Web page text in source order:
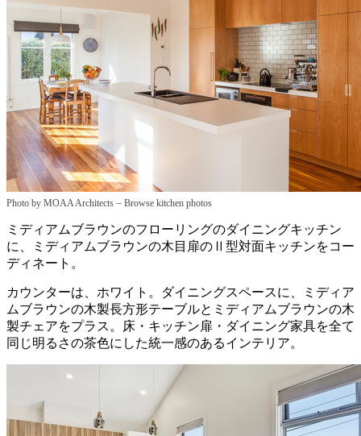
Photo by MOAA Architects – Browse kitchen photos
ミディアムブラウンのフローリングのダイニングキッチン
に、ミディアムブラウンの木目扉のⅡ型対面キッチンをコー
ディネート。
カウンターは、ホワイト。ダイニングスペースに、ミディア
ムブラウンの木製長方形テーブルとミディアムブラウンの木
製チェアをプラス。床・キッチン扉・ダイニング家具を全て
同じ明るさの茶色にした統一感のあるインテリア。